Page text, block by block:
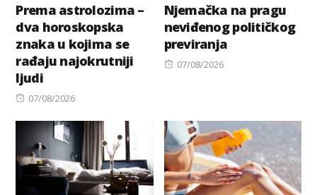
Prema astrolozima –
dva horoskopska
znaka u kojima se
rađaju najokrutniji
ljudi
Posted
07/08/2026
Njemačka na pragu
neviđenog političkog
previranja
Posted
07/08/2026